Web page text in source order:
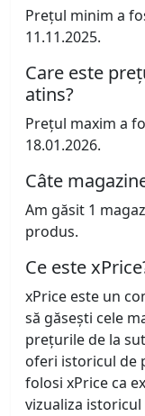
Prețul minim a
11.11.2025.
Care este
atins?
Prețul maxim a
18.01.2026.
Câte
Am găsit 1
produs.
Ce este
xPrice este un
să găsești cele
prețurile de la
oferi istoricul de
folosi xPrice ca
vizualiza